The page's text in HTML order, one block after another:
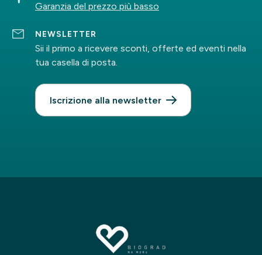
Garanzia del prezzo più basso
NEWSLETTER
Sii il primo a ricevere sconti, offerte ed eventi nella
tua casella di posta.
Iscrizione alla newsletter